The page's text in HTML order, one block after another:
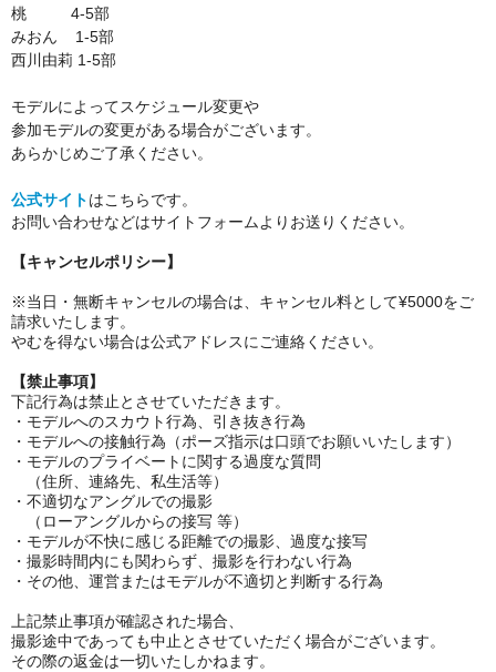
桃 4-5部
みおん 1-5部
西川由莉 1-5部
モデルによってスケジュール変更や
参加モデルの変更がある場合がございます。
あらかじめご了承ください。
公式サイトはこちらです。
お問い合わせなどはサイトフォームよりお送りください。
【キャンセルポリシー】
※当日・無断キャンセルの場合は、キャンセル料として¥5000をご
請求いたします。
やむを得ない場合は公式アドレスにご連絡ください。
【禁止事項】
下記行為は禁止とさせていただきます。
・モデルへのスカウト行為、引き抜き行為
・モデルへの接触行為（ポーズ指示は口頭でお願いいたします）
・モデルのプライベートに関する過度な質問
（住所、連絡先、私生活等）
・不適切なアングルでの撮影
（ローアングルからの接写 等）
・モデルが不快に感じる距離での撮影、過度な接写
・撮影時間内にも関わらず、撮影を行わない行為
・その他、運営またはモデルが不適切と判断する行為
上記禁止事項が確認された場合、
撮影途中であっても中止とさせていただく場合がございます。
その際の返金は一切いたしかねます。